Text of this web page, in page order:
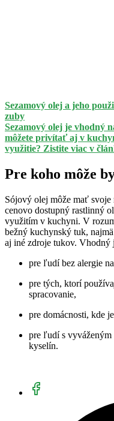
Sezamový olej a jeho
zuby
Sezamový olej je vhodný
môžete privítať aj v
využitie? Zistite viac v
Pre koho môže
Sójový olej môže mať
cenovo dostupný rastlinný
využitím v kuchyni. V
bežný kuchynský tuk,
aj iné zdroje tukov. Vhodný
pre ľudí bez alergie
pre tých, ktorí
spracovanie,
pre domácnosti, kde
pre ľudí s vyváženým
kyselín.